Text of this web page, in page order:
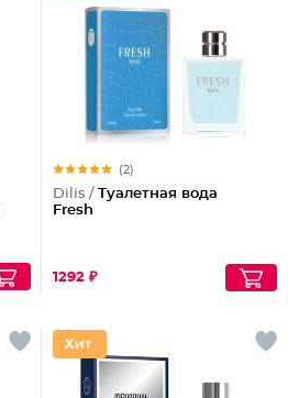
(2)
Dilis / Туалетная вода
Fresh
1292 ₽